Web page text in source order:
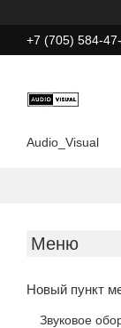
+7 (705) 584-
Audio_Visual
Новый пункт
Звуковое